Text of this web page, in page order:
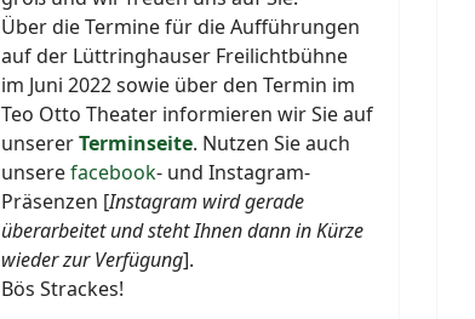
Über die Termine für die Aufführungen
auf der Lüttringhauser Freilichtbühne
im Juni 2022 sowie über den Termin im
Teo Otto Theater informieren wir Sie auf
unsererTerminseite. Nutzen Sie auch
unserefacebook- und Instagram-
Präsenzen [Instagram wird gerade
überarbeitet und steht Ihnen dann in Kürze
wieder zur Verfügung].
Bös Strackes!